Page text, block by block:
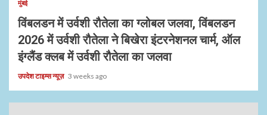
मुंबई
विंबलडन में उर्वशी रौतेला का ग्लोबल जलवा, विंबलडन
2026 में उर्वशी रौतेला ने बिखेरा इंटरनेशनल चार्म, ऑल
इंग्लैंड क्लब में उर्वशी रौतेला का जलवा
उपदेश टाइम्स न्यूज़ 3 weeks ago